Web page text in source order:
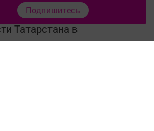
Татарстана в
мессенджере MАХ:
Подпишитесь